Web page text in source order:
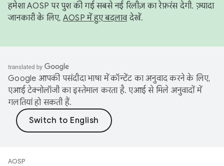
हमेशा AOSP पर पुश की गई सबसे नई रिलीज़ का रेफ़रंस देगी. ज़्यादा
जानकारी के लिए, AOSP में हुए बदलावदेखें.
Google आपकी पसंदीदा भाषा में कॉन्टेंट का अनुवाद करने के लिए,
एआई टेक्नोलॉजी का इस्तेमाल करता है. एआई से मिले अनुवादों में
गलतियां हो सकती हैं.
AOSP